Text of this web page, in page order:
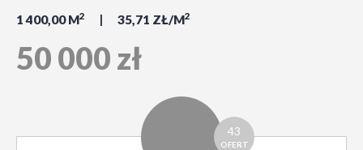
1 400,00 M2 35,71 ZŁ/M2
50 000 zł
43
OFERT